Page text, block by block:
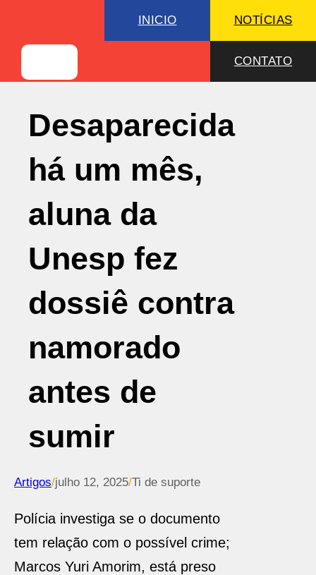
INICIO NOTÍCIAS
CONTATO
Desaparecida
há um mês,
aluna da
Unesp fez
dossiê contra
namorado
antes de
sumir
Artigos/julho 12, 2025/Ti de suporte
Polícia investiga se o documento
tem relação com o possível crime;
Marcos Yuri Amorim, está preso